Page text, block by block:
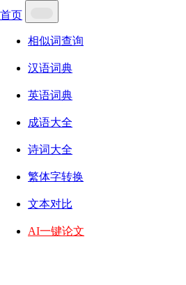
首页
相似词查询
汉语词典
英语词典
成语大全
诗词大全
繁体字转换
文本对比
AI一键论文